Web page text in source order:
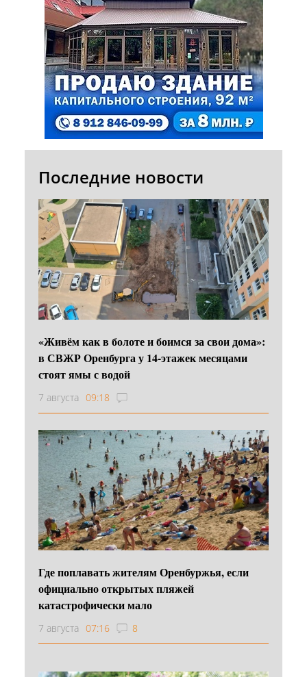
Последние новости
«Живём как в болоте и боимся за свои дома»:
в СВЖР Оренбурга у 14-этажек месяцами
стоят ямы с водой
7 августа 09:18
Где поплавать жителям Оренбуржья, если
официально открытых пляжей
катастрофически мало
7 августа 07:16 8